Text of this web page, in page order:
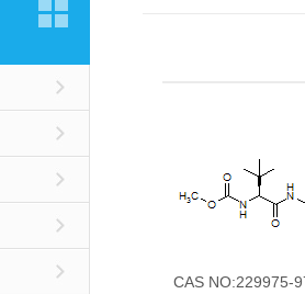
CAS NO:229975-